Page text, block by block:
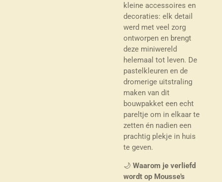
kleine accessoires en
decoraties: elk detail
werd met veel zorg
ontworpen en brengt
deze miniwereld
helemaal tot leven. De
pastelkleuren en de
dromerige uitstraling
maken van dit
bouwpakket een echt
pareltje om in elkaar te
zetten én nadien een
prachtig plekje in huis
te geven.
🌙 Waarom je verliefd
wordt op Mousse's